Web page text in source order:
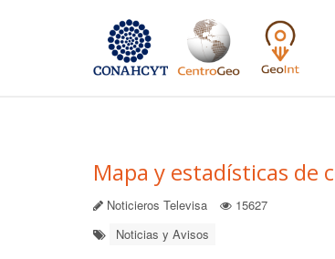
Mapa y estadísticas de
Noticieros Televisa
15627
Noticias y Avisos